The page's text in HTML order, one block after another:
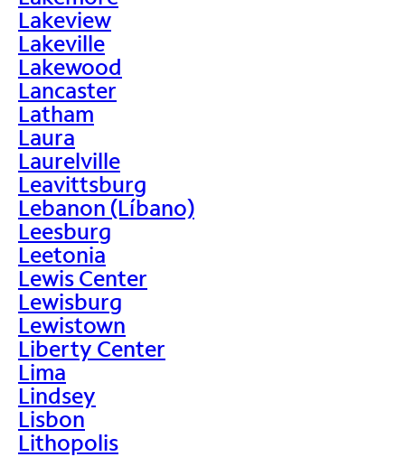
Lakeview
Lakeville
Lakewood
Lancaster
Latham
Laura
Laurelville
Leavittsburg
Lebanon (Líbano)
Leesburg
Leetonia
Lewis Center
Lewisburg
Lewistown
Liberty Center
Lima
Lindsey
Lisbon
Lithopolis